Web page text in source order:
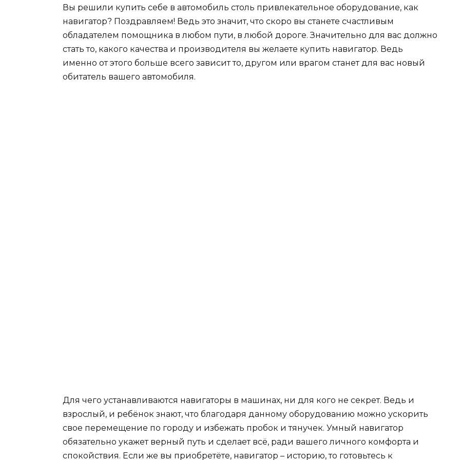
Вы решили купить себе в автомобиль столь привлекательное оборудование, как
навигатор? Поздравляем! Ведь это значит, что скоро вы станете счастливым
обладателем помощника в любом пути, в любой дороге. Значительно для вас должно
стать то, какого качества и производителя вы желаете купить навигатор. Ведь
именно от этого больше всего зависит то, другом или врагом станет для вас новый
обитатель вашего автомобиля.
Для чего устанавливаются навигаторы в машинах, ни для кого не секрет. Ведь и
взрослый, и ребёнок знают, что благодаря данному оборудованию можно ускорить
свое перемещение по городу и избежать пробок и тянучек. Умный навигатор
обязательно укажет верный путь и сделает всё, ради вашего личного комфорта и
спокойствия. Если же вы приобретёте, навигатор – историю, то готовьтесь к